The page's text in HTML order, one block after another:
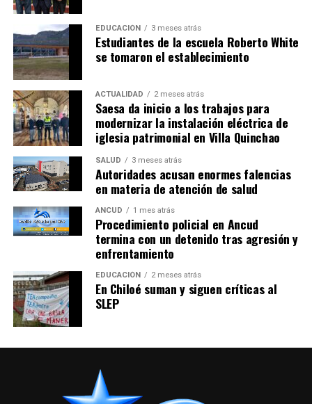
EDUCACIÓN 3 meses atrás
Estudiantes de la escuela Roberto White
se tomaron el establecimiento
ACTUALIDAD 2 meses atrás
Saesa da inicio a los trabajos para
modernizar la instalación eléctrica de
iglesia patrimonial en Villa Quinchao
SALUD 3 meses atrás
Autoridades acusan enormes falencias
en materia de atención de salud
ANCUD 1 mes atrás
Procedimiento policial en Ancud
termina con un detenido tras agresión y
enfrentamiento
EDUCACIÓN 2 meses atrás
En Chiloé suman y siguen críticas al
SLEP